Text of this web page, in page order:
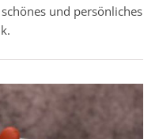
und persönliches